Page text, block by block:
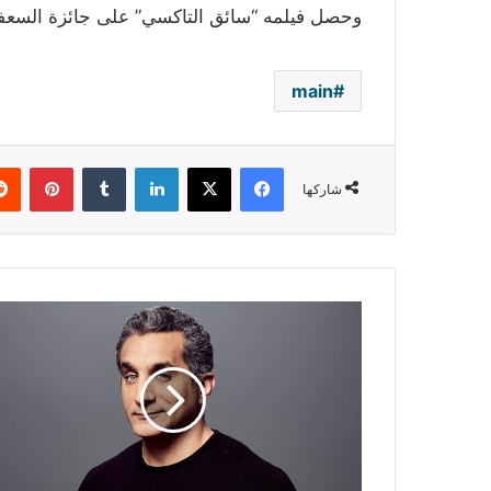
وحصل فيلمه “سائق التاكسي” على جائزة السعفة
main
شاركها
فيسبوك ‫X لينكدإن